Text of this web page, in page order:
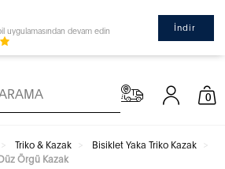
uygulamasından devam edin İndir
0
Triko & Kazak
Bisiklet Yaka Triko Kazak
Örgü Kazak